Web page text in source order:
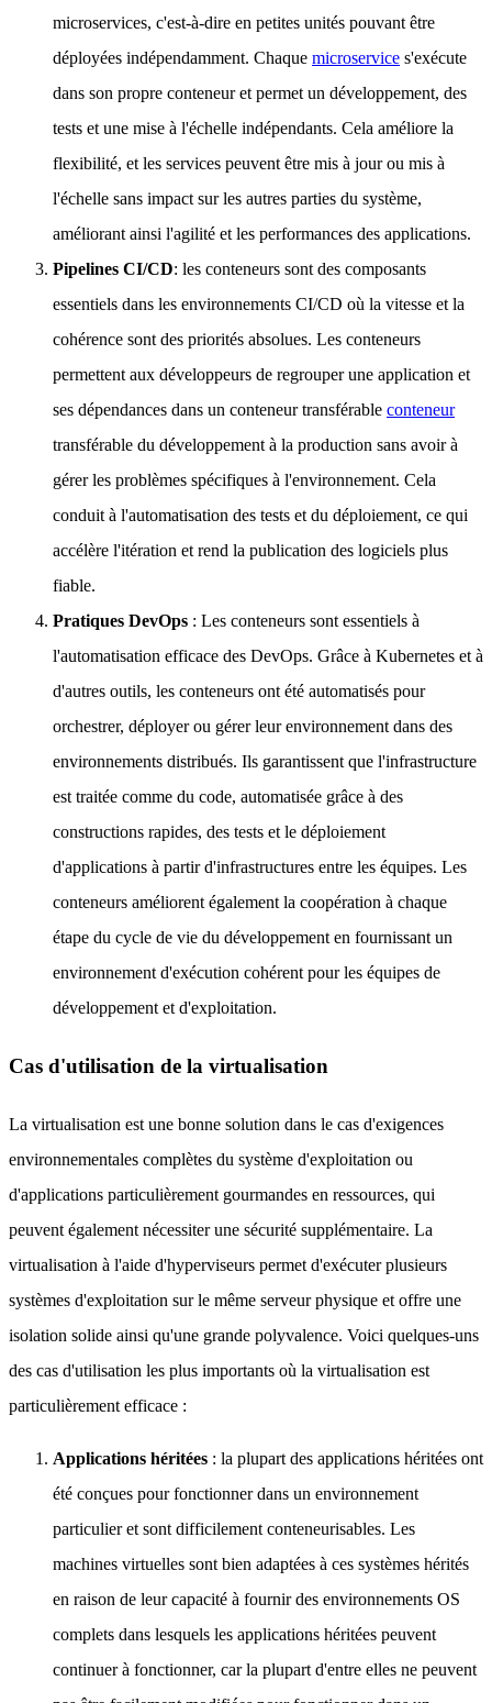
microservices, c'est-à-dire en petites unités pouvant être
déployées indépendamment. Chaque microservice s'exécute
dans son propre conteneur et permet un développement, des
tests et une mise à l'échelle indépendants. Cela améliore la
flexibilité, et les services peuvent être mis à jour ou mis à
l'échelle sans impact sur les autres parties du système,
améliorant ainsi l'agilité et les performances des applications.
Pipelines CI/CD: les conteneurs sont des composants
essentiels dans les environnements CI/CD où la vitesse et la
cohérence sont des priorités absolues. Les conteneurs
permettent aux développeurs de regrouper une application et
ses dépendances dans un conteneur transférable conteneur
transférable du développement à la production sans avoir à
gérer les problèmes spécifiques à l'environnement. Cela
conduit à l'automatisation des tests et du déploiement, ce qui
accélère l'itération et rend la publication des logiciels plus
fiable.
Pratiques DevOps : Les conteneurs sont essentiels à
l'automatisation efficace des DevOps. Grâce à Kubernetes et à
d'autres outils, les conteneurs ont été automatisés pour
orchestrer, déployer ou gérer leur environnement dans des
environnements distribués. Ils garantissent que l'infrastructure
est traitée comme du code, automatisée grâce à des
constructions rapides, des tests et le déploiement
d'applications à partir d'infrastructures entre les équipes. Les
conteneurs améliorent également la coopération à chaque
étape du cycle de vie du développement en fournissant un
environnement d'exécution cohérent pour les équipes de
développement et d'exploitation.
Cas d'utilisation de la virtualisation
La virtualisation est une bonne solution dans le cas d'exigences
environnementales complètes du système d'exploitation ou
d'applications particulièrement gourmandes en ressources, qui
peuvent également nécessiter une sécurité supplémentaire. La
virtualisation à l'aide d'hyperviseurs permet d'exécuter plusieurs
systèmes d'exploitation sur le même serveur physique et offre une
isolation solide ainsi qu'une grande polyvalence. Voici quelques-uns
des cas d'utilisation les plus importants où la virtualisation est
particulièrement efficace :
Applications héritées : la plupart des applications héritées ont
été conçues pour fonctionner dans un environnement
particulier et sont difficilement conteneurisables. Les
machines virtuelles sont bien adaptées à ces systèmes hérités
en raison de leur capacité à fournir des environnements OS
complets dans lesquels les applications héritées peuvent
continuer à fonctionner, car la plupart d'entre elles ne peuvent